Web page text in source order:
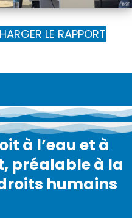
LE RAPPORT
à l’eau et à
préalable à la
humains